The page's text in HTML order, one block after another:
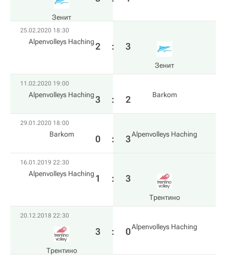
Зенит
25.02.2020 18:30
Alpenvolleys Haching2 : 3
Зенит
11.02.2020 19:00
Alpenvolleys Haching3 : 2 Barkom
29.01.2020 18:00
Barkom 0 : 3Alpenvolleys Haching
16.01.2019 22:30
Alpenvolleys Haching 1 : 3
Трентино
20.12.2018 22:30
Трентино
3 : 0Alpenvolleys Haching